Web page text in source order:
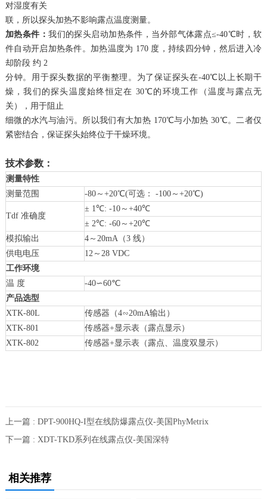
对湿度有关
联，所以探头加热不影响露点温度测量。
加热条件：我们的探头启动加热条件，当外部气体露点≤-40℃时，软
件自动开启加热条件。加热温度为 170 度，持续四分钟，然后进入冷
却阶段 约 2
分钟。用于探头数据的平衡整理。为了保证探头在-40℃以上长期干
燥，我们的探头温度始终恒定在 30℃的环境工作（温度与露点无
关），用于阻止
细微的水汽与油污。所以我们有大加热 170℃与小加热 30℃。二者仅
紧密结合，保证探头始终位于干燥环境。
技术参数：
测量特性
测量范围
-80～+20℃(可选： -100～+20℃)
Tdf 准确度
± 1℃: -10～+40℃
± 2℃: -60～+20℃
模拟输出
4～20mA（3 线）
供电电压
12～28 VDC
工作环境
温 度
-40∽60℃
产品选型
XTK-80L
传感器（4∽20mA输出）
XTK-801
传感器+显示表（露点显示）
XTK-802
传感器+显示表（露点、温度双显示）
上一篇 : DPT-900HQ-I型在线防爆露点仪-美国PhyMetrix
下一篇 : XDT-TKD系列在线露点仪-美国深特
相关推荐